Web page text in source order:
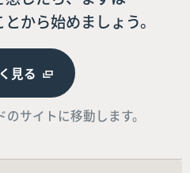
から始めましょう。
見る
サイトに移動します。